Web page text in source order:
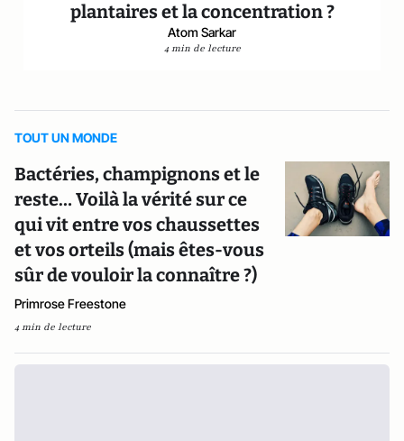
plantaires et la concentration ?
Atom Sarkar
4 min de lecture
TOUT UN MONDE
Bactéries, champignons et le
reste… Voilà la vérité sur ce
qui vit entre vos chaussettes
et vos orteils (mais êtes-vous
sûr de vouloir la connaître ?)
Primrose Freestone
4 min de lecture